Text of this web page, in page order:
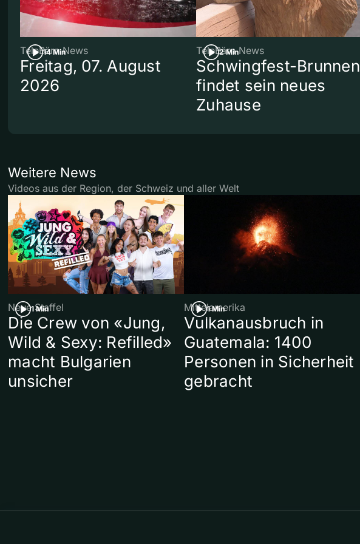
14 Min
TeleBärn News
Freitag, 07. August
2026
2 Min
TeleBärn News
Schwingfest-Brunnen
findet sein neues
Zuhause
Weitere News
Videos aus der Region, der Schweiz und aller Welt
1 Min
Neue Staffel
Die Crew von «Jung,
Wild & Sexy: Refilled»
macht Bulgarien
unsicher
1 Min
Mittelamerika
Vulkanausbruch in
Guatemala: 1400
Personen in Sicherheit
gebracht